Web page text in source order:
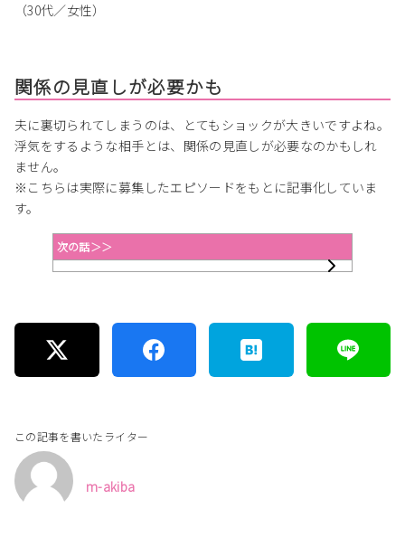
（30代／女性）
関係の見直しが必要かも
夫に裏切られてしまうのは、とてもショックが大きいですよね。
浮気をするような相手とは、関係の見直しが必要なのかもしれ
ません。
※こちらは実際に募集したエピソードをもとに記事化していま
す。
次の話＞＞
この記事を書いたライター
m-akiba